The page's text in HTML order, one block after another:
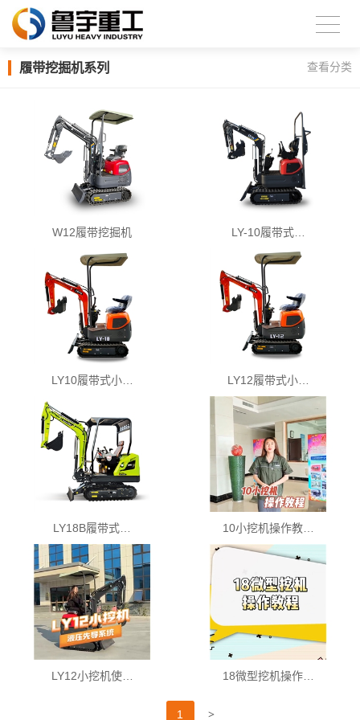
履带挖掘机系列 查看分类
W12履带挖掘机 LY-10履带式…
LY10履带式小… LY12履带式小…
LY18B履带式… 10小挖机操作教…
LY12小挖机使… 18微型挖机操作…
1 >